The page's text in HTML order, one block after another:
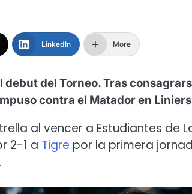
LinkedIn More
debut del Torneo. Tras
contra el Matador en
al vencer a Estudiantes de
2-1 a Tigre por la primera